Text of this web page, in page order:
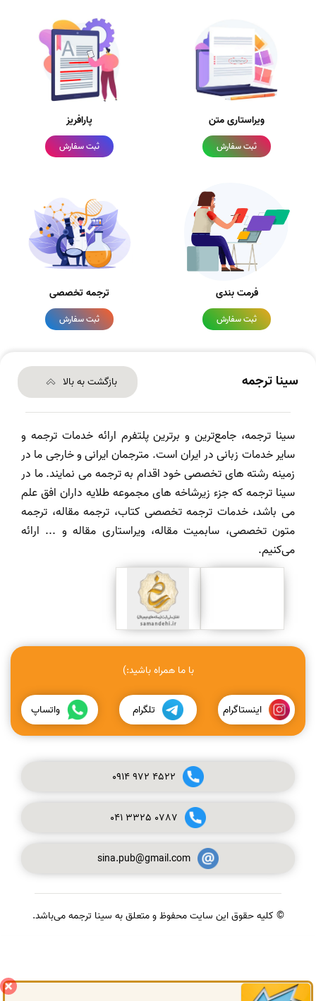
ویراستاری متن
ثبت سفارش
پارافریز
ثبت سفارش
فرمت بندی
ثبت سفارش
ترجمه تخصصی
ثبت سفارش
سینا ترجمه بازگشت به بالا
سینا ترجمه، جامع‌ترین و برترین پلتفرم ارائه خدمات ترجمه و
سایر خدمات زبانی در ایران است. مترجمان ایرانی و خارجی ما در
زمینه رشته های تخصصی خود اقدام به ترجمه می نمایند. ما در
سینا ترجمه که جزء زیرشاخه های مجموعه طلایه داران افق علم
می باشد، خدمات ترجمه تخصصی کتاب، ترجمه مقاله، ترجمه
متون تخصصی، سابمیت مقاله، ویراستاری مقاله و ... ارائه
می‌کنیم.
با ما همراه باشید:)
اینستاگرام تلگرام واتساپ
0914972 4522
041 3325 0787
sina.pub@gmail.com
© کلیه حقوق این سایت محفوظ و متعلق به سینا ترجمه می‌باشد.